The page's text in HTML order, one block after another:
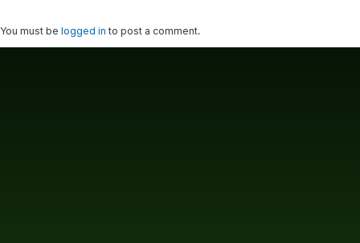
You must be logged in to post a comment.